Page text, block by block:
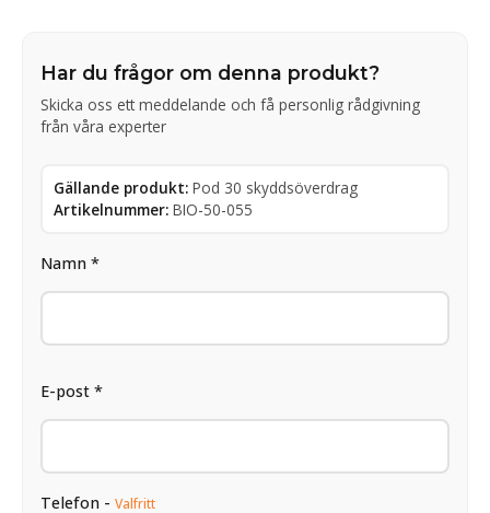
Har du frågor om denna produkt?
Skicka oss ett meddelande och få personlig rådgivning
från våra experter
Gällande produkt: Pod 30 skyddsöverdrag
Artikelnummer: BIO-50-055
Namn *
E-post *
Telefon - Valfritt